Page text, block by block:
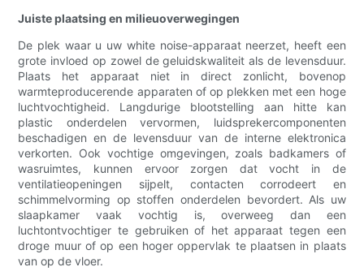
Juiste plaatsing en milieuoverwegingen
De plek waar u uw white noise-apparaat neerzet, heeft een
grote invloed op zowel de geluidskwaliteit als de levensduur.
Plaats het apparaat niet in direct zonlicht, bovenop
warmteproducerende apparaten of op plekken met een hoge
luchtvochtigheid. Langdurige blootstelling aan hitte kan
plastic onderdelen vervormen, luidsprekercomponenten
beschadigen en de levensduur van de interne elektronica
verkorten. Ook vochtige omgevingen, zoals badkamers of
wasruimtes, kunnen ervoor zorgen dat vocht in de
ventilatieopeningen sijpelt, contacten corrodeert en
schimmelvorming op stoffen onderdelen bevordert. Als uw
slaapkamer vaak vochtig is, overweeg dan een
luchtontvochtiger te gebruiken of het apparaat tegen een
droge muur of op een hoger oppervlak te plaatsen in plaats
van op de vloer.